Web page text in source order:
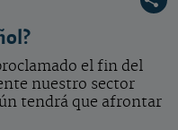
el fin del
nuestro sector
tendrá que afrontar